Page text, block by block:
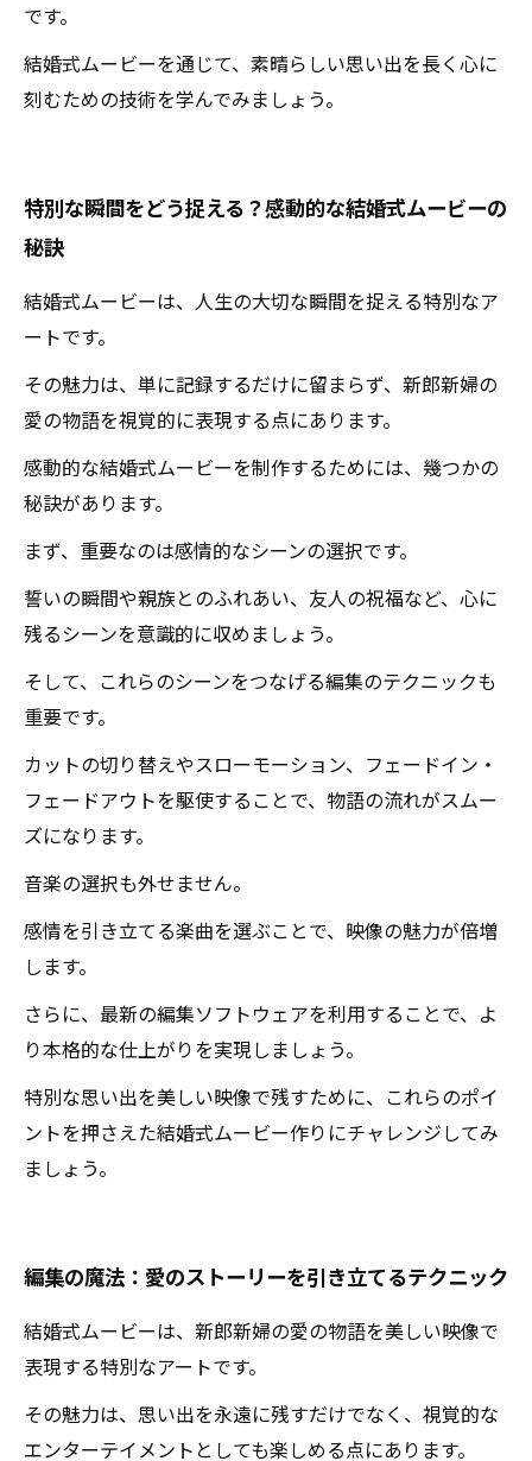
です。
結婚式ムービーを通じて、素晴らしい思い出を長く心に
刻むための技術を学んでみましょう。
特別な瞬間をどう捉える？感動的な結婚式ムービーの
秘訣
結婚式ムービーは、人生の大切な瞬間を捉える特別なア
ートです。
その魅力は、単に記録するだけに留まらず、新郎新婦の
愛の物語を視覚的に表現する点にあります。
感動的な結婚式ムービーを制作するためには、幾つかの
秘訣があります。
まず、重要なのは感情的なシーンの選択です。
誓いの瞬間や親族とのふれあい、友人の祝福など、心に
残るシーンを意識的に収めましょう。
そして、これらのシーンをつなげる編集のテクニックも
重要です。
カットの切り替えやスローモーション、フェードイン・
フェードアウトを駆使することで、物語の流れがスムー
ズになります。
音楽の選択も外せません。
感情を引き立てる楽曲を選ぶことで、映像の魅力が倍増
します。
さらに、最新の編集ソフトウェアを利用することで、よ
り本格的な仕上がりを実現しましょう。
特別な思い出を美しい映像で残すために、これらのポイ
ントを押さえた結婚式ムービー作りにチャレンジしてみ
ましょう。
編集の魔法：愛のストーリーを引き立てるテクニック
結婚式ムービーは、新郎新婦の愛の物語を美しい映像で
表現する特別なアートです。
その魅力は、思い出を永遠に残すだけでなく、視覚的な
エンターテイメントとしても楽しめる点にあります。